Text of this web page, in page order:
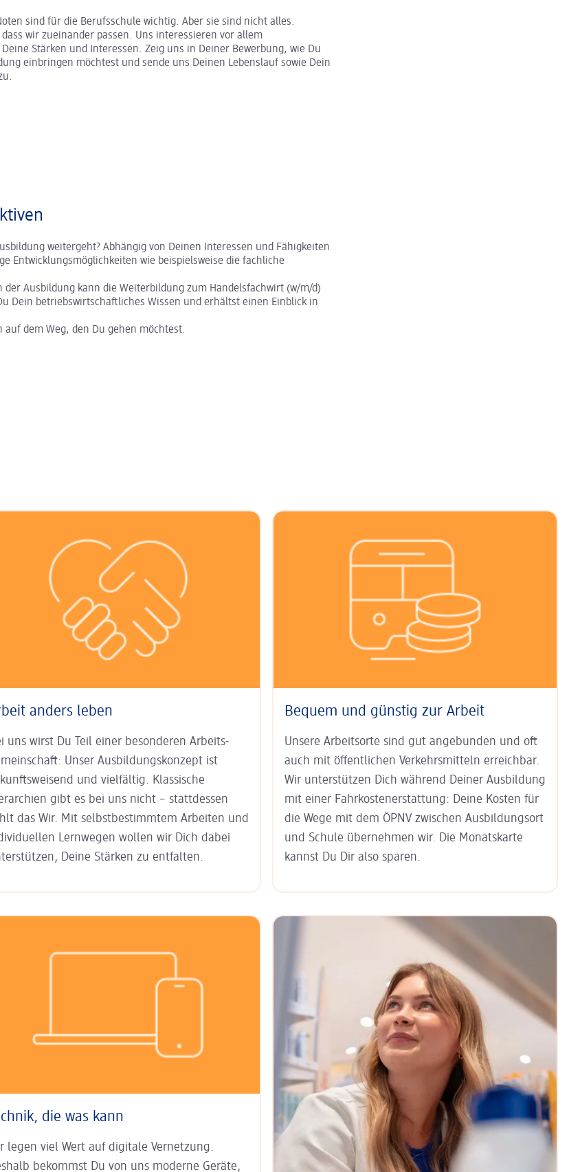
sind für die Berufsschule wichtig. Aber sie sind nicht alles.
wir zueinander passen. Uns interessieren vor allem
Stärken und Interessen. Zeig uns in Deiner Bewerbung, wie Du
einbringen möchtest und sende uns Deinen Lebenslauf sowie Dein
weitergeht? Abhängig von Deinen Interessen und Fähigkeiten
Entwicklungsmöglichkeiten wie beispielsweise die fachliche
der Ausbildung kann die Weiterbildung zum Handelsfachwirt (w/m/d)
Dein betriebswirtschaftliches Wissen und erhältst einen Einblick in
dem Weg, den Du gehen möchtest.
anders leben
uns wirst Du Teil einer besonderen Arbeits­
Unser Aus­bildungs­konzept ist
und vielfältig. Klas­sische
gibt es bei uns nicht – statt­dessen
das Wir. Mit selbst­bestim­mtem Arbeiten und
Lern­wegen wollen wir Dich dabei
Deine Stärken zu entfalten.
die was kann
legen viel Wert auf digitale Ver­netzung.
bekommst Du von uns moderne Geräte,
Bequem und günstig zur Arbeit
Unsere Arbeitsorte sind gut an­ge­bunden und oft
auch mit öffent­lichen Verkehrs­mitteln erreichbar.
Wir unterstützen Dich während Deiner Aus­bildung
mit einer Fahr­kosten­erstat­tung: Deine Kosten für
die Wege mit dem ÖPNV zwischen Ausbildungs­ort
und Schule übernehmen wir. Die Monats­karte
kannst Du Dir also sparen.